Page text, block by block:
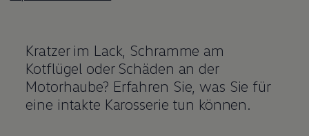
Kratzer im Lack, Schramme am
Kotflügel oder Schäden an der
Motorhaube? Erfahren Sie, was Sie für
eine intakte Karosserie tun können.